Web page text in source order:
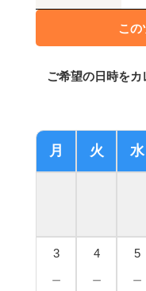
この
ご希望の日時を
月 火 水
3
－
4
－
5
－